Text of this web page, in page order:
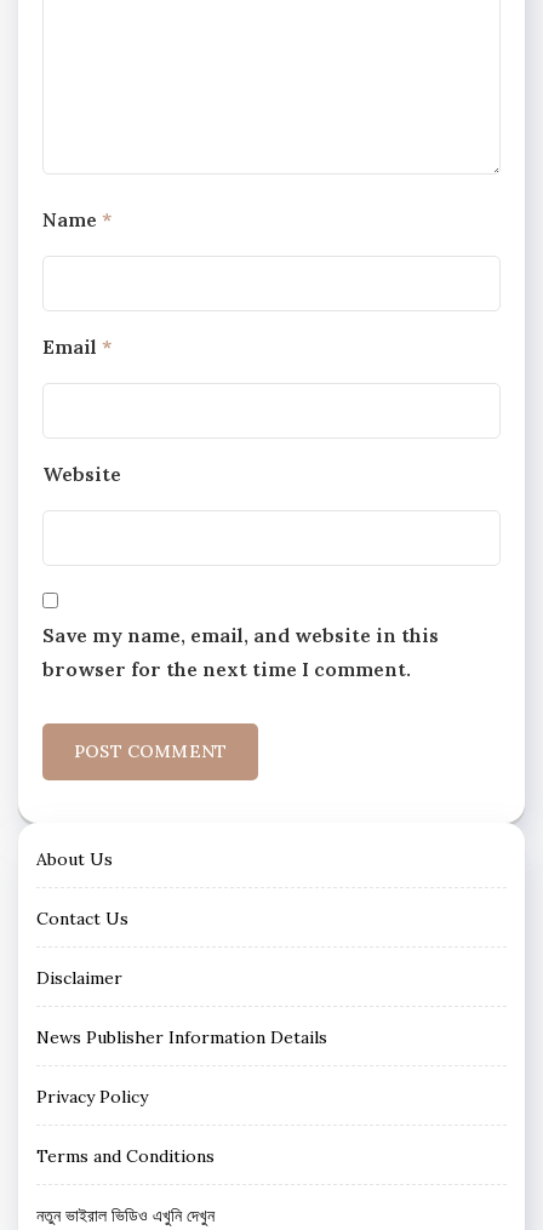
Name *
Email *
Website
Save my name, email, and website in this
browser for the next time I comment.
About Us
Contact Us
Disclaimer
News Publisher Information Details
Privacy Policy
Terms and Conditions
নতুন ভাইরাল ভিডিও এখুনি দেখুন